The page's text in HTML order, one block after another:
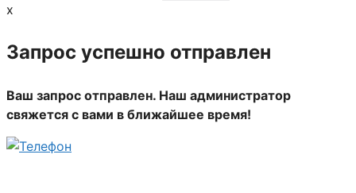
x
Запрос успешно отправлен
Ваш запрос отправлен. Наш администратор
свяжется с вами в ближайшее время!